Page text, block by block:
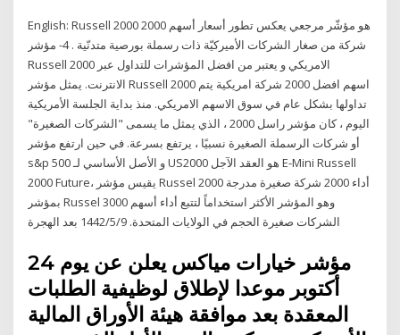
English: Russell 2000 هو مؤشّر مرجعي يعكس تطور أسعار أسهم 2000
شركة من صغار الشركات الأميركيّة ذات رسملة بورصية متدنّية . 4- مؤشر
Russell 2000 الامريكي و يعتبر من افضل المؤشرات للتداول عبر
الانترنت. يمثل مؤشر Russell 2000 اسهم افضل 2000 شركة امريكية يتم
تداولها بشكل عام في سوق الاسهم الامريكي. منذ بداية الجلسة الأمريكية
اليوم ، كان مؤشر راسل 2000 ، الذي يمثل ما يسمى "الشركات الصغيرة"
أو شركات الرسملة الصغيرة نسبيًا ، يرتفع بسرعة. في حين ارتفع مؤشر
s&p 500 و الأصل الأساسي لـ US2000 هو العقد الآجل E-Mini Russell
2000 Future، يقيس مؤشر Russel 2000 أداء 2000 شركة صغيرة مدرجة
بمؤشر Russel 3000 وهو المؤشر الأكثر استخداماً لتتبع أداء أسهم
الشركات صغيرة الحجم في الولايات المتحدة. 9‏‏/5‏‏/1442 بعد الهجرة
‫مؤشر خيارات مياكس يعلن عن يوم 24
أكتوبر موعدا لإطلاق لوظيفية الطلبات
المعقدة بعد موافقة هيئة الأوراق المالية